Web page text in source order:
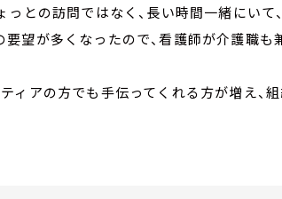
との訪問ではなく、長い時間一緒にいて
望が多くなったので、看護師が介護職も
ィアの方でも手伝ってくれる方が増え、